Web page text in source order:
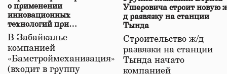
о применении
инновационных
технологий при
строительстве нового моста
в Забайкалье
В Забайкалье
компанией
«Бамстроймеханизация»
(входит в группу
Ушеровича строит новую
д развязку на станции
Тында
Строительство ж/д
развязки на станции
Тында начато
компанией